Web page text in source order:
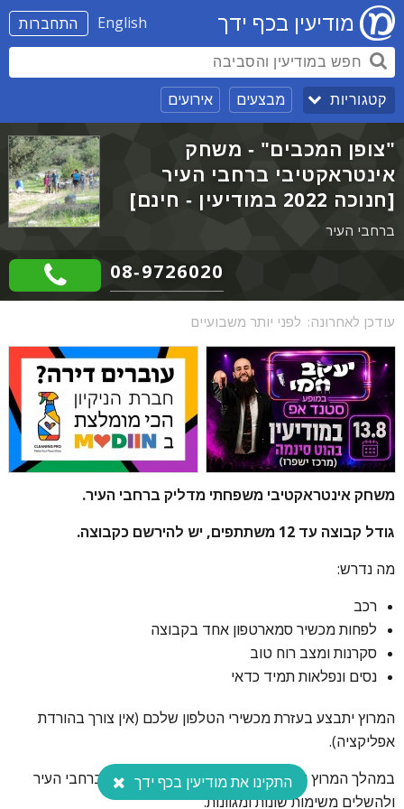
התחברות English מודיעין בכף ידך
קטגוריות מבצעים אירועים
"צופן המכבים" - משחק
אינטראקטיבי ברחבי העיר
[חנוכה 2022 במודיעין - חינם]
ברחבי העיר
08-9726020
עודכן לאחרונה: לפני יותר משבועיים
משחק אינטראקטיבי משפחתי מדליק ברחבי העיר.
גודל קבוצה עד 12 משתתפים, יש להירשם כקבוצה.
מה נדרש:
רכב
לפחות מכשיר סמארטפון אחד בקבוצה
סקרנות ומצב רוח טוב
נסים ונפלאות תמיד כדאי
המרוץ יתבצע בעזרת מכשירי הטלפון שלכם (אין צורך בהורדת
אפליקציה).
במהלך המרוץ יהיה עליכם לעבור בין תחנות שונות ברחבי העיר
ולהשלים משימות שונות ומגוונות.
התקינו את מודיעין בכף ידך